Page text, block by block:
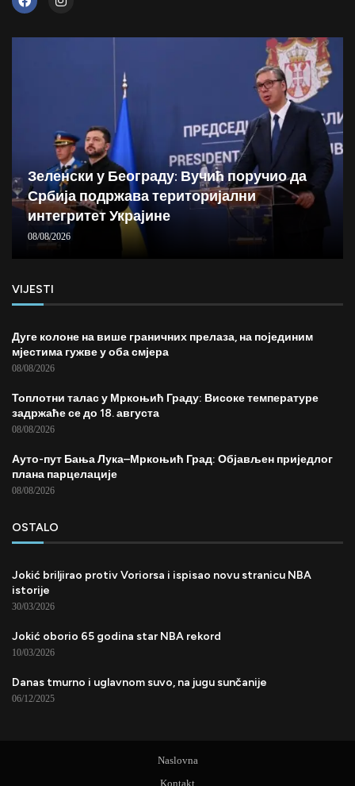
Зеленски у Београду: Вучић поручио да
Србија подржава територијални
интегритет Украјине
08/08/2026
VIJESTI
Дуге колоне на више граничних прелаза, на појединим
мјестима гужве у оба смјера
08/08/2026
Топлотни талас у Мркоњић Граду: Високе температуре
задржаће се до 18. августа
08/08/2026
Ауто-пут Бања Лука–Мркоњић Град: Објављен приједлог
плана парцелације
08/08/2026
OSTALO
Jokić briljirao protiv Voriorsa i ispisao novu stranicu NBA
istorije
30/03/2026
Jokić oborio 65 godina star NBA rekord
10/03/2026
Danas tmurno i uglavnom suvo, na jugu sunčanije
06/12/2025
Naslovna
Kontakt